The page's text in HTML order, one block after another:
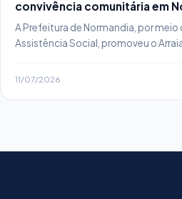
convivência comunitária em
A Prefeitura de Normandia, por
Assistência Social, promoveu o
11/07/2026